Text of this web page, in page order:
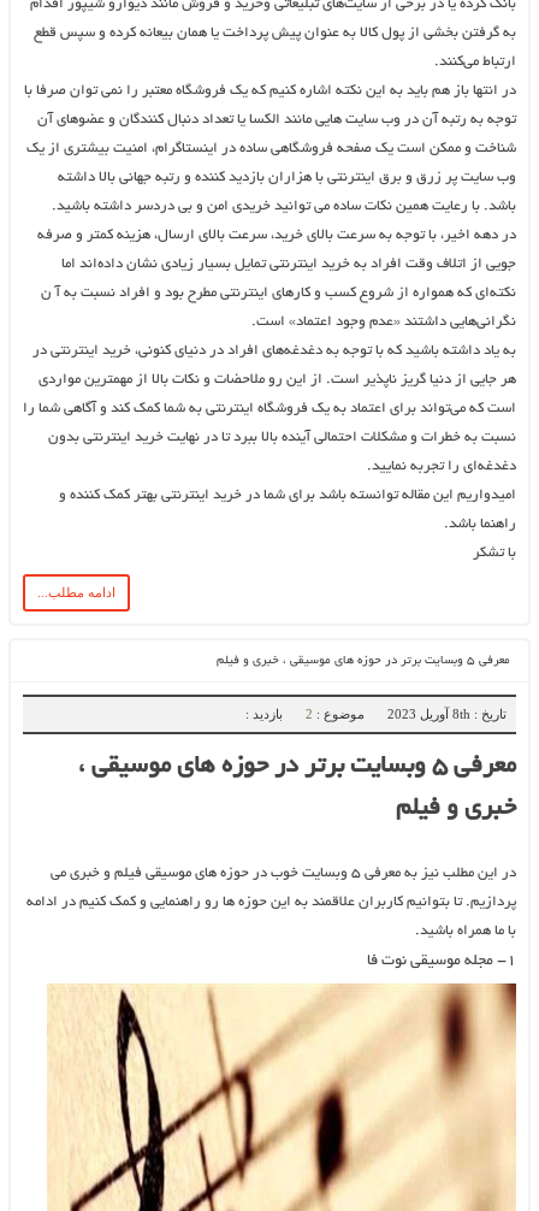
بانک کرده یا در برخی از سایت‌های تبلیغاتی وخرید و فروش مانند دیوارو شیپور اقدام
به گرفتن بخشی از پول کالا به عنوان پیش پرداخت یا همان بیعانه کرده و سپس قطع
ارتباط می‌کنند.
در انتها باز هم باید به این نکته اشاره کنیم که یک فروشگاه معتبر را نمی توان صرفا با
توجه به رتبه آن در وب سایت هایی مانند الکسا یا تعداد دنبال کنندگان و عضوهای آن
شناخت و ممکن است یک صفحه فروشگاهی ساده در اینستاگرام، امنیت بیشتری از یک
وب سایت پر زرق و برق اینترنتی با هزاران بازدید کننده و رتبه جهانی بالا داشته
باشد. با رعایت همین نکات ساده می توانید خریدی امن و بی دردسر داشته باشید.
در دهه اخیر، با توجه به سرعت بالای خرید، سرعت بالای ارسال، هزینه کمتر و صرفه
جویی از اتلاف وقت افراد به خرید اینترنتی تمایل بسیار زیادی نشان داده‌اند اما
نکته‌ای که همواره از شروع کسب و کارهای اینترنتی مطرح بود و افراد نسبت به آ ن
نگرانی‌هایی داشتند «عدم وجود اعتماد» است.
به یاد داشته باشید که با توجه به دغدغه‌های افراد در دنیای کنونی، خرید اینترنتی در
هر جایی از دنیا گریز ناپذیر است. از این رو ملاحضات و نکات بالا از مهمترین مواردی
است که می‌تواند برای اعتماد به یک فروشگاه اینترنتی به شما کمک کند و آگاهی شما را
نسبت به خطرات و مشکلات احتمالی آینده بالا ببرد تا در نهایت خرید اینترنتی بدون
دغدغه‌ای را تجربه نمایید.
امیدواریم این مقاله توانسته باشد برای شما در خرید اینترنتی بهتر کمک کننده و
راهنما باشد.
با تشکر
ادامه مطلب...
معرفی ۵ وبسایت برتر در حوزه های موسیقی ، خبری و فیلم
تاریخ : 8th آوریل 2023 موضوع : 2 بازدید :
معرفی ۵ وبسایت برتر در حوزه های موسیقی ،
خبری و فیلم
در این مطلب نیز به معرفی ۵ وبسایت خوب در حوزه های موسیقی فیلم و خبری می
پردازیم. تا بتوانیم کاربران علاقمند به این حوزه ها رو راهنمایی و کمک کنیم در ادامه
با ما همراه باشید.
۱- مجله موسیقی نوت فا